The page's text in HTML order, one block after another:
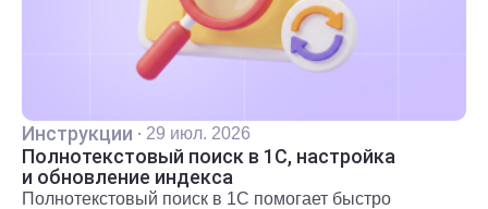
Инструкции · 29 июл. 2026
Полнотекстовый поиск в 1С, настройка
и обновление индекса
Полнотекстовый поиск в 1С помогает быстро